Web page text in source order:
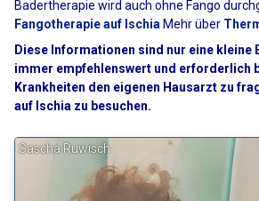
Badertherapie wird auch ohne Fango
Fangotherapie auf Ischia Mehr über
Diese Informationen sind nur eine kleine
immer empfehlenswert und erforderlich
Krankheiten den eigenen Hausarzt zu
auf Ischia zu besuchen.
Sascha Ruwisch